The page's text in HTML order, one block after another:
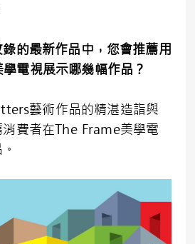
的最新作品中，您會推薦用
學電視展示哪幾幅作品？
藝術作品的精湛造詣與
費者在The Frame美學電